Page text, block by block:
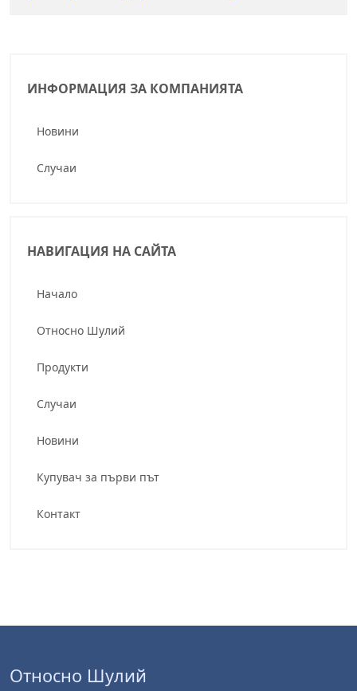
ИНФОРМАЦИЯ ЗА КОМПАНИЯТА
Новини
Случаи
НАВИГАЦИЯ НА САЙТА
Начало
Относно Шулий
Продукти
Случаи
Новини
Купувач за първи път
Контакт
Относно Шулий